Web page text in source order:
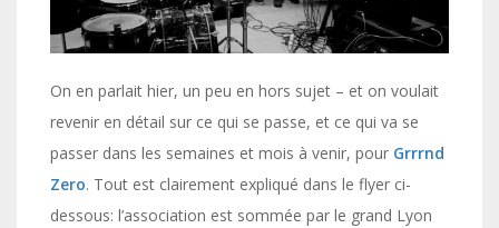
On en parlait hier, un peu en hors sujet – et on voulait
revenir en détail sur ce qui se passe, et ce qui va se
passer dans les semaines et mois à venir, pour Grrrnd
Zero. Tout est clairement expliqué dans le flyer ci-
dessous: l’association est sommée par le grand Lyon